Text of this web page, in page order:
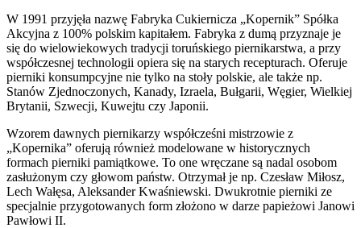
W 1991 przyjęła nazwę Fabryka Cukiernicza „Kopernik” Spółka
Akcyjna z 100% polskim kapitałem. Fabryka z dumą przyznaje je
się do wielowiekowych tradycji toruńskiego piernikarstwa, a przy
współczesnej technologii opiera się na starych recepturach. Oferuje
pierniki konsumpcyjne nie tylko na stoły polskie, ale także np.
Stanów Zjednoczonych, Kanady, Izraela, Bułgarii, Węgier, Wielkiej
Brytanii, Szwecji, Kuwejtu czy Japonii.
Wzorem dawnych piernikarzy współcześni mistrzowie z
„Kopernika” oferują również modelowane w historycznych
formach pierniki pamiątkowe. To one wręczane są nadal osobom
zasłużonym czy głowom państw. Otrzymał je np. Czesław Miłosz,
Lech Wałęsa, Aleksander Kwaśniewski. Dwukrotnie pierniki ze
specjalnie przygotowanych form złożono w darze papieżowi Janowi
Pawłowi II.